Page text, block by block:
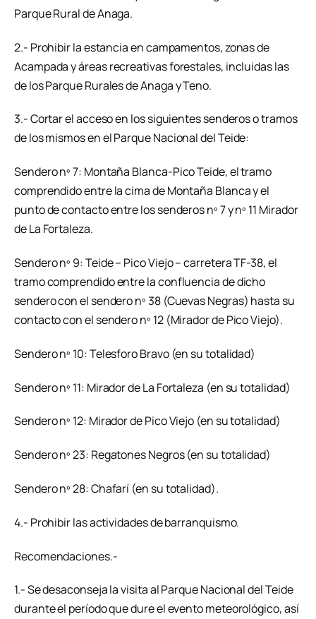
Parque Rural de Anaga.
2.- Prohibir la estancia en campamentos, zonas de
Acampada y áreas recreativas forestales, incluidas las
de los Parque Rurales de Anaga y Teno.
3.- Cortar el acceso en los siguientes senderos o tramos
de los mismos en el Parque Nacional del Teide:
Sendero nº 7: Montaña Blanca-Pico Teide, el tramo
comprendido entre la cima de Montaña Blanca y el
punto de contacto entre los senderos nº 7 y nº 11 Mirador
de La Fortaleza.
Sendero nº 9: Teide – Pico Viejo – carretera TF-38, el
tramo comprendido entre la confluencia de dicho
sendero con el sendero nº 38 (Cuevas Negras) hasta su
contacto con el sendero nº 12 (Mirador de Pico Viejo).
Sendero nº 10: Telesforo Bravo (en su totalidad)
Sendero nº 11: Mirador de La Fortaleza (en su totalidad)
Sendero nº 12: Mirador de Pico Viejo (en su totalidad)
Sendero nº 23: Regatones Negros (en su totalidad)
Sendero nº 28: Chafarí (en su totalidad).
4.- Prohibir las actividades de barranquismo.
Recomendaciones.-
1.- Se desaconseja la visita al Parque Nacional del Teide
durante el período que dure el evento meteorológico, así